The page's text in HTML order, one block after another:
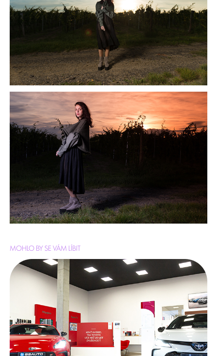
MOHLO BY SE VÁM LÍBIT